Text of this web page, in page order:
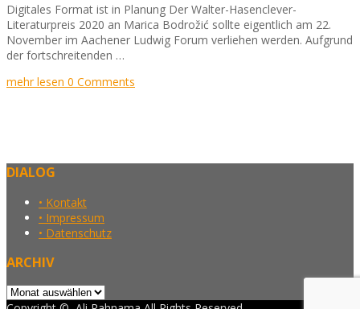
Digitales Format ist in Planung Der Walter-Hasenclever-
Literaturpreis 2020 an Marica Bodrožić sollte eigentlich am 22.
November im Aachener Ludwig Forum verliehen werden. Aufgrund
der fortschreitenden …
mehr lesen 0 Comments
DIALOG
• Kontakt
• Impressum
• Datenschutz
ARCHIV
Archiv